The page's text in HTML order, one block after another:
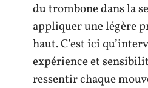
du trombone dans la
appliquer une légère
haut. C’est ici
expérience et
ressentir chaque